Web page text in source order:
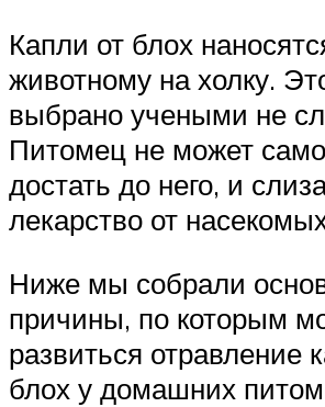
Капли от блох
животному на холку.
выбрано учеными не
Питомец не может
достать до него, и
лекарство от
Ниже мы собрали
причины, по которым
развиться отравление
блох у домашних